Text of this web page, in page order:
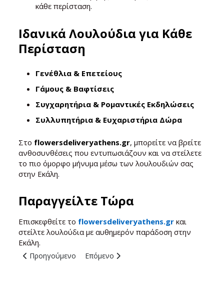
κάθε περίσταση.
Ιδανικά Λουλούδια για Κάθε
Περίσταση
Γενέθλια & Επετείους
Γάμους & Βαφτίσεις
Συγχαρητήρια & Ρομαντικές Εκδηλώσεις
Συλλυπητήρια & Ευχαριστήρια Δώρα
Στο flowersdeliveryathens.gr, μπορείτε να βρείτε
ανθοσυνθέσεις που εντυπωσιάζουν και να στείλετε
το πιο όμορφο μήνυμα μέσω των λουλουδιών σας
στην Εκάλη.
Παραγγείλτε Τώρα
Επισκεφθείτε το flowersdeliveryathens.gr και
στείλτε λουλούδια με αυθημερόν παράδοση στην
Εκάλη.
Προηγούμενο άρθρο: Βριλήσσια, Αθήνα – Online
Προηγούμενο Επόμενο άρθρο: Κηφισιά, Αθήνα – Online
Επόμενο